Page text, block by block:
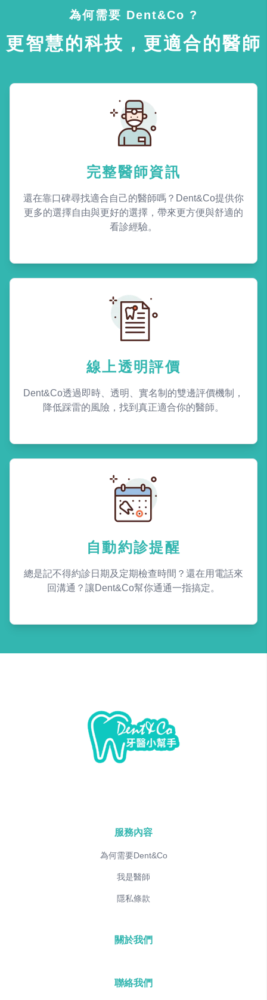
為何需要 Dent&Co ?
更智慧的科技，更適合的醫師
完整醫師資訊
還在靠口碑尋找適合自己的醫師嗎？Dent&Co提供你
更多的選擇自由與更好的選擇，帶來更方便與舒適的
看診經驗。
線上透明評價
Dent&Co透過即時、透明、實名制的雙邊評價機制，
降低踩雷的風險，找到真正適合你的醫師。
自動約診提醒
總是記不得約診日期及定期檢查時間？還在用電話來
回溝通？讓Dent&Co幫你通通一指搞定。
服務內容
為何需要Dent&Co
我是醫師
隱私條款
關於我們
聯絡我們